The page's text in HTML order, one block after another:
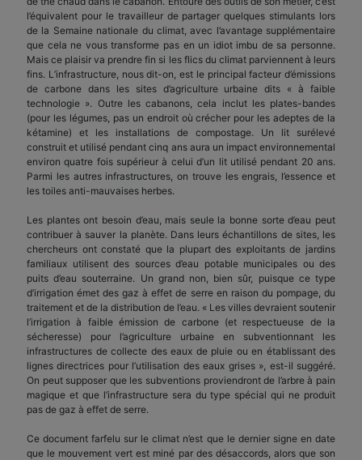
l’équivalent pour le travailleur de partager quelques stimulants lors
de la Semaine nationale du climat, avec l’avantage supplémentaire
que cela ne vous transforme pas en un idiot imbu de sa personne.
Mais ce plaisir va prendre fin si les flics du climat parviennent à leurs
fins. L’infrastructure, nous dit-on, est le principal facteur d’émissions
de carbone dans les sites d’agriculture urbaine dits « à faible
technologie ». Outre les cabanons, cela inclut les plates-bandes
(pour les légumes, pas un endroit où crécher pour les adeptes de la
kétamine) et les installations de compostage. Un lit surélevé
construit et utilisé pendant cinq ans aura un impact environnemental
environ quatre fois supérieur à celui d’un lit utilisé pendant 20 ans.
Parmi les autres infrastructures, on trouve les engrais, l’essence et
les toiles anti-mauvaises herbes.
Les plantes ont besoin d’eau, mais seule la bonne sorte d’eau peut
contribuer à sauver la planète. Dans leurs échantillons de sites, les
chercheurs ont constaté que la plupart des exploitants de jardins
familiaux utilisent des sources d’eau potable municipales ou des
puits d’eau souterraine. Un grand non, bien sûr, puisque ce type
d’irrigation émet des gaz à effet de serre en raison du pompage, du
traitement et de la distribution de l’eau. « Les villes devraient soutenir
l’irrigation à faible émission de carbone (et respectueuse de la
sécheresse) pour l’agriculture urbaine en subventionnant les
infrastructures de collecte des eaux de pluie ou en établissant des
lignes directrices pour l’utilisation des eaux grises », est-il suggéré.
On peut supposer que les subventions proviendront de l’arbre à pain
magique et que l’infrastructure sera du type spécial qui ne produit
pas de gaz à effet de serre.
Ce document farfelu sur le climat n’est que le dernier signe en date
que le mouvement vert est miné par des désaccords, alors que son